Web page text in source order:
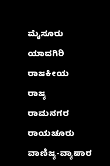
ಮೈಸೂರು
ಯಾದಗಿರಿ
ರಾಜಕೀಯ
ರಾಜ್ಯ
ರಾಮನಗರ
ರಾಯಚೂರು
ವಾಣಿಜ್ಯ-ವ್ಯಾಪಾರ